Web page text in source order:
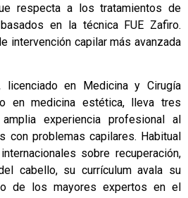
respecta a los tratamientos de
en la técnica FUE Zafiro.
intervención capilar más avanzada
licenciado en Medicina y Cirugía
en medicina estética, lleva tres
experiencia profesional al
con problemas capilares. Habitual
sobre recuperación,
cabello, su currículum avala su
de los mayores expertos en el